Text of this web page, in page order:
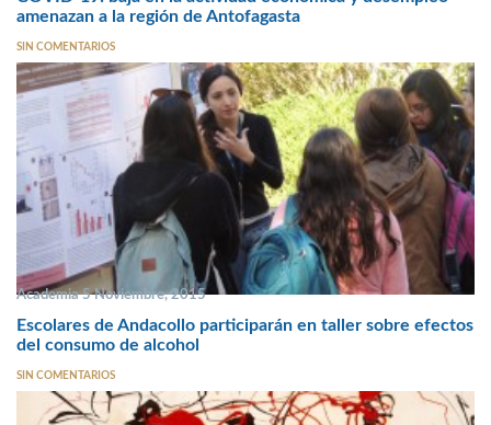
amenazan a la región de Antofagasta
SIN COMENTARIOS
Academia 5 Noviembre, 2015
Escolares de Andacollo participarán en taller sobre efectos
del consumo de alcohol
SIN COMENTARIOS